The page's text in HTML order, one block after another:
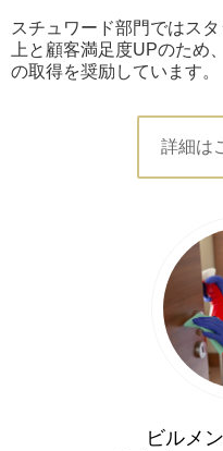
スチュワード部門ではス
上と顧客満足度UPのため
の取得を奨励しています。
詳細は
ビルメ